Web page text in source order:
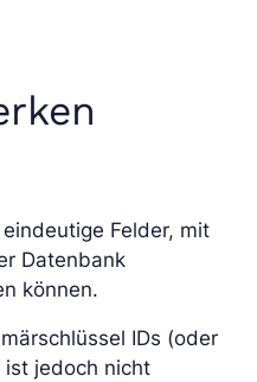
Felder, mit
Datenbank
können.
IDs (oder
ist jedoch nicht